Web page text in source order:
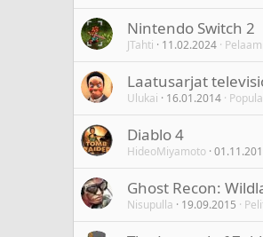
Nintendo Switch 2
JTahti 11.02.2024
Laatusarjat
Ulukai 16.01.2014
Diablo 4
HideoMiyamoto
Ghost Recon:
Nisupulla 19.09.2015